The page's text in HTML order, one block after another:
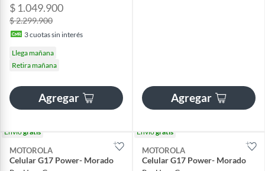
$ 1.049.900
$ 2.299.900
3cuotas sin interés
Llega mañana
Retira mañana
Agregar Agregar
Envíogratis
MOTOROLA
Celular G17 Power- Morado
Envíogratis
MOTOROLA
Celular G17 Power- Morado